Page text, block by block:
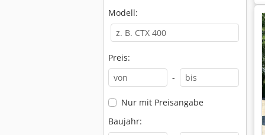
Modell:
Preis:
-
Nur mit Preisangabe
Baujahr: